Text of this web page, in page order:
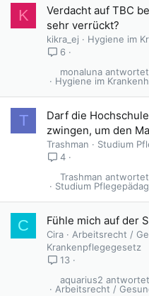
K
Verdacht auf TBC
sehr verrückt?
kikra_ej
Hygiene im
6
Hygiene im
monaluna
T
Darf die
zwingen, um den
Trashman
Studium
4
Studium
Trashman
C Fühle mich auf der
Cira
Arbeitsrecht /
Krankenpflegegesetz
13
Arbeitsrecht /
aquarius2